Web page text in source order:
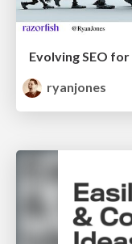
Evolving SEO
ryanjones